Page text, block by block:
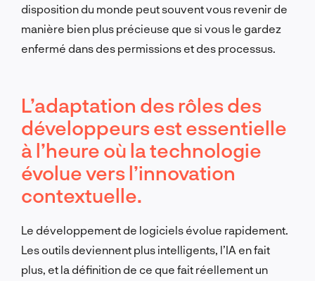
disposition du monde peut souvent vous revenir de
manière bien plus précieuse que si vous le gardez
enfermé dans des permissions et des processus.
L’adaptation des rôles des
développeurs est essentielle
à l’heure où la technologie
évolue vers l’innovation
contextuelle.
Le développement de logiciels évolue rapidement.
Les outils deviennent plus intelligents, l’IA en fait
plus, et la définition de ce que fait réellement un